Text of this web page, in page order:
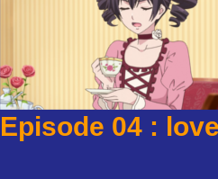
Episode 04 :